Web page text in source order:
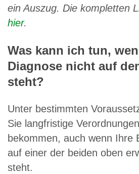
ein Auszug. Die kompletten
hier.
Was kann ich tun,
Diagnose nicht auf
steht?
Unter bestimmten
Sie langfristige
bekommen, auch wenn Ihre
auf einer der beiden oben
steht.